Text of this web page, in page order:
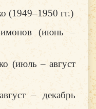
(1949–1950 гг.)
(июнь –
(июль – август
– декабрь